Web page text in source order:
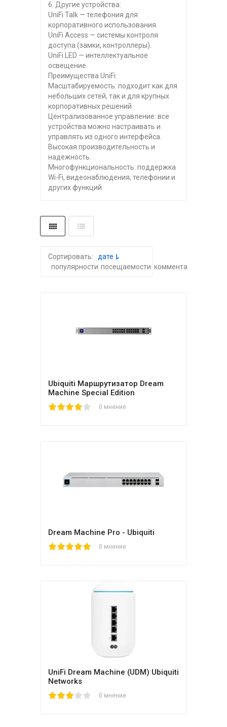
6. Другие устройства:
UniFi Talk — телефония для
корпоративного использования.
UniFi Access — системы контроля
доступа (замки, контроллеры).
UniFi LED — интеллектуальное
освещение.
Преимущества UniFi:
Масштабируемость: подходит как для
небольших сетей, так и для крупных
корпоративных решений.
Централизованное управление: все
устройства можно настраивать и
управлять из одного интерфейса.
Высокая производительность и
надежность.
Многофункциональность: поддержка
Wi-Fi, видеонаблюдения, телефонии и
других функций
Сортировать:
дате
популярности посещаемости комментариям
Ubiquiti Маршрутизатор Dream
Machine Special Edition
0 мнение
Dream Machine Pro - Ubiquiti
0 мнение
UniFi Dream Machine (UDM) Ubiquiti
Networks
0 мнение